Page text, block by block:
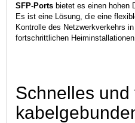
SFP-Ports bietet es einen hohen
Es ist eine Lösung, die eine
Kontrolle des Netzwerkverkehrs
fortschrittlichen Heiminstallationen
Schnelles und